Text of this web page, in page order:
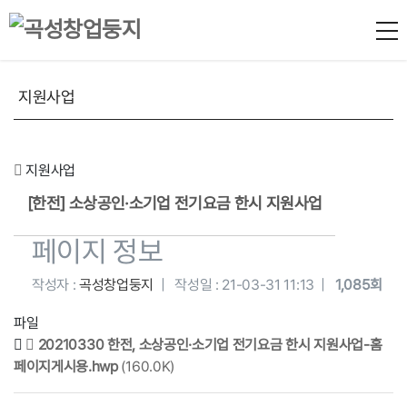
지원사업
지원사업
[한전] 소상공인·소기업 전기요금 한시 지원사업
페이지 정보
작성자 :곡성창업둥지 |작성일 : 21-03-31 11:13 | 1,085회
파일
20210330 한전, 소상공인·소기업 전기요금 한시 지원사업-홈
페이지게시용.hwp(160.0K)